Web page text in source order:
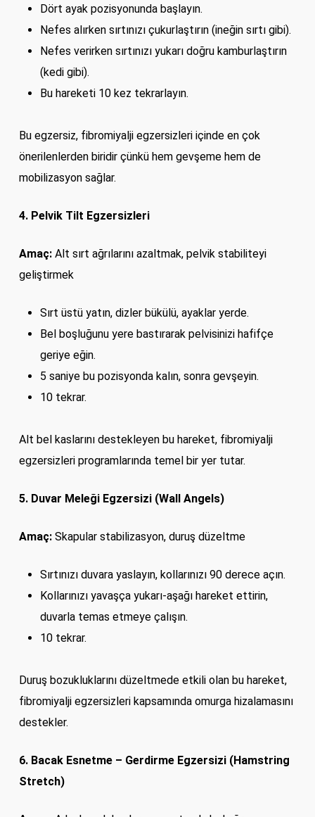
Dört ayak pozisyonunda başlayın.
Nefes alırken sırtınızı çukurlaştırın (ineğin sırtı gibi).
Nefes verirken sırtınızı yukarı doğru kamburlaştırın
(kedi gibi).
Bu hareketi 10 kez tekrarlayın.
Bu egzersiz, fibromiyalji egzersizleri içinde en çok
önerilenlerden biridir çünkü hem gevşeme hem de
mobilizasyon sağlar.
4. Pelvik Tilt Egzersizleri
Amaç:Alt sırt ağrılarını azaltmak, pelvik stabiliteyi
geliştirmek
Sırt üstü yatın, dizler bükülü, ayaklar yerde.
Bel boşluğunu yere bastırarak pelvisinizi hafifçe
geriye eğin.
5 saniye bu pozisyonda kalın, sonra gevşeyin.
10 tekrar.
Alt bel kaslarını destekleyen bu hareket, fibromiyalji
egzersizleri programlarında temel bir yer tutar.
5. Duvar Meleği Egzersizi (Wall Angels)
Amaç:Skapular stabilizasyon, duruş düzeltme
Sırtınızı duvara yaslayın, kollarınızı 90 derece açın.
Kollarınızı yavaşça yukarı-aşağı hareket ettirin,
duvarla temas etmeye çalışın.
10 tekrar.
Duruş bozukluklarını düzeltmede etkili olan bu hareket,
fibromiyalji egzersizleri kapsamında omurga hizalamasını
destekler.
6. Bacak Esnetme – Gerdirme Egzersizi (Hamstring
Stretch)